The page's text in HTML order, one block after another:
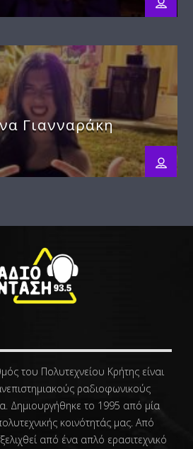
Γιανναράκη
του Πολυτεχνείου Κρήτης είναι
ραδιοφωνικούς
Δημιουργήθηκε το 1995 από μία
κοινότητάς μας. Από
από ένα απλό ερασιτεχνικό